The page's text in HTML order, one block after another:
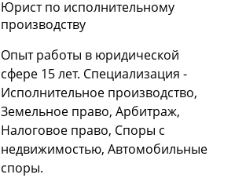
Юрист по исполнительному
производству
Опыт работы в юридической
сфере 15 лет. Специализация -
Исполнительное производство,
Земельное право, Арбитраж,
Налоговое право, Споры с
недвижимостью, Автомобильные
споры.